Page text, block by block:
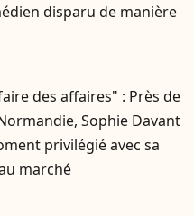
disparu de manière
des affaires" : Près de
Sophie Davant
privilégié avec sa
marché